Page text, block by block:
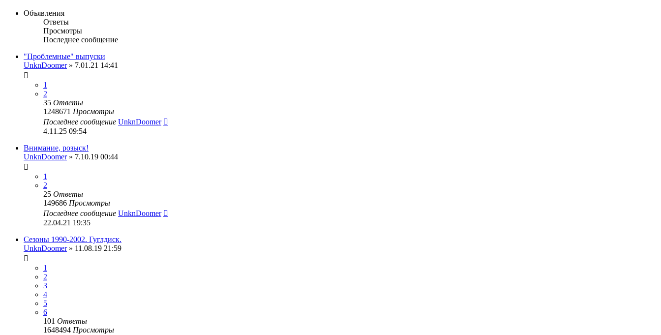
Объявления
Ответы
Просмотры
Последнее сообщение
"Проблемные" выпуски
UnknDoomer» 7.01.21 14:41
1
2
35 Ответы
1248671 Просмотры
Последнее сообщение UnknDoomer
4.11.25 09:54
Внимание, розыск!
UnknDoomer» 7.10.19 00:44
1
2
25 Ответы
149686 Просмотры
Последнее сообщение UnknDoomer
22.04.21 19:35
Сезоны 1990-2002. Гуглдиск.
UnknDoomer» 11.08.19 21:59
1
2
3
4
5
6
101 Ответы
1648494 Просмотры